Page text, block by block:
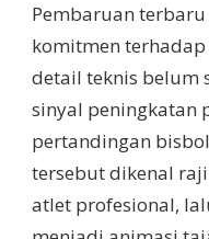
Pembaruan terbaru
komitmen
detail teknis belum
sinyal peningkatan
pertandingan
tersebut dikenal
atlet profesional,